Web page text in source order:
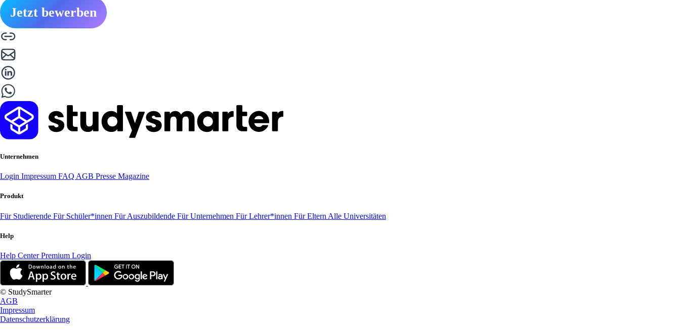
Jetzt bewerben
Unternehmen
Login Impressum FAQ AGB Presse Magazine
Produkt
Für Studierende Für Schüler*innen Für Auszubildende Für Unternehmen Für Lehrer*innen Für Eltern Alle Universitäten
Help
Help CenterPremium Login
© StudySmarter
AGB
Impressum
Datenschutzerklärung